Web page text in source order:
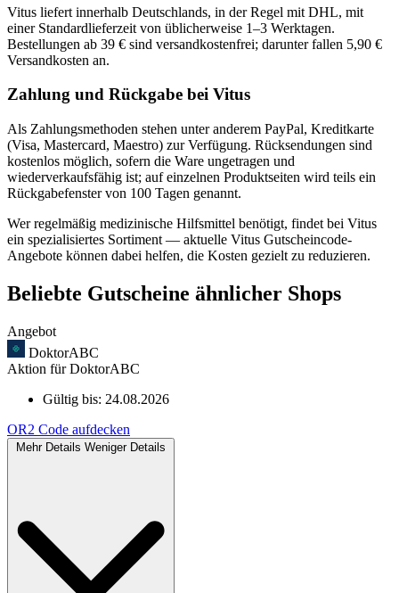
Vitus liefert innerhalb Deutschlands, in der Regel mit DHL, mit
einer Standardlieferzeit von üblicherweise 1–3 Werktagen.
Bestellungen ab 39 € sind versandkostenfrei; darunter fallen 5,90 €
Versandkosten an.
Zahlung und Rückgabe bei Vitus
Als Zahlungsmethoden stehen unter anderem PayPal, Kreditkarte
(Visa, Mastercard, Maestro) zur Verfügung. Rücksendungen sind
kostenlos möglich, sofern die Ware ungetragen und
wiederverkaufsfähig ist; auf einzelnen Produktseiten wird teils ein
Rückgabefenster von 100 Tagen genannt.
Wer regelmäßig medizinische Hilfsmittel benötigt, findet bei Vitus
ein spezialisiertes Sortiment — aktuelle Vitus Gutscheincode-
Angebote können dabei helfen, die Kosten gezielt zu reduzieren.
Beliebte Gutscheine ähnlicher Shops
Angebot
DoktorABC
Aktion für DoktorABC
Gültig bis: 24.08.2026
OR2 Code aufdecken
Mehr Details Weniger Details